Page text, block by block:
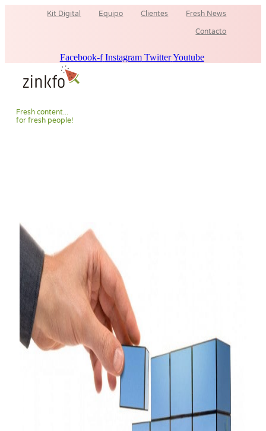
Kit Digital Equipo Clientes Fresh News
Contacto
Facebook-f Instagram TwitterYoutube
Fresh content...
for fresh people!